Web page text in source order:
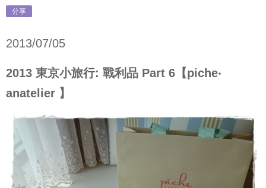
分享
2013/07/05
2013 東京小旅行: 戰利品 Part 6【piche‧
anatelier 】